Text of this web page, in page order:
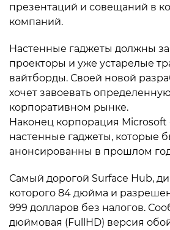
презентаций и совещаний в
компаний.
Настенные гаджеты должны
проекторы и уже устарелые
вайтборды. Своей новой
хочет завоевать
корпоративном рынке.
Наконец корпорация
настенные гаджеты, которые
анонсированны в прошлом
Самый дорогой Surface Hub,
которого 84 дюйма и
999 долларов без налогов.
дюймовая (FullHD) версия